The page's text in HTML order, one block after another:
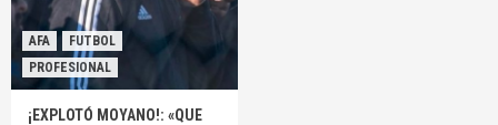
AFA
FUTBOL
PROFESIONAL
¡EXPLOTÓ MOYANO!: «QUE